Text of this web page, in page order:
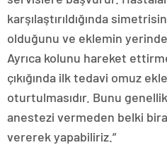
karşılaştırıldığında
olduğunu ve eklemin yerinde
Ayrıca kolunu hareket
çıkığında ilk tedavi omuz
oturtulmasıdır. Bunu
anestezi vermeden belki
vererek yapabiliriz.”